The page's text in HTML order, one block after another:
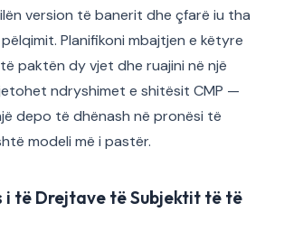
version të banerit dhe çfarë iu tha
Planifikoni mbajtjen e këtyre
paktën dy vjet dhe ruajini në një
ndryshimet e shitësit CMP —
depo të dhënash në pronësi të
modeli më i pastër.
i të Drejtave të Subjektit të të